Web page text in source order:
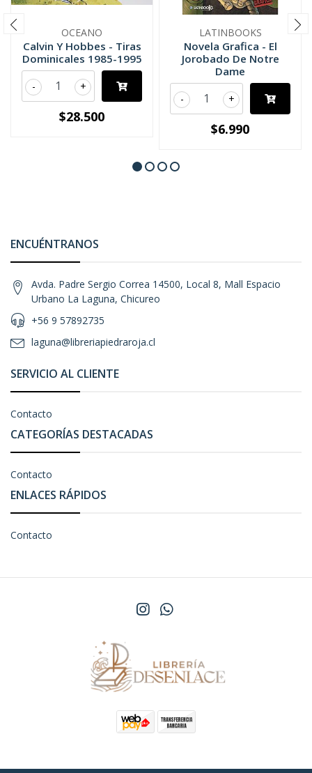
OCEANO
Calvin Y Hobbes - Tiras
Dominicales 1985-1995
+
-
$28.500
LATINBOOKS
Novela Grafica - El
Jorobado De Notre
Dame
+
-
$6.990
ENCUÉNTRANOS
Avda. Padre Sergio Correa 14500, Local 8, Mall Espacio
Urbano La Laguna, Chicureo
+56 9 57892735
laguna@libreriapiedraroja.cl
SERVICIO AL CLIENTE
Contacto
CATEGORÍAS DESTACADAS
Contacto
ENLACES RÁPIDOS
Contacto